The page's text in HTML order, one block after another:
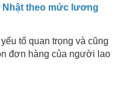
Nhật theo mức lương
tố quan trọng và cũng
đơn hàng của người lao